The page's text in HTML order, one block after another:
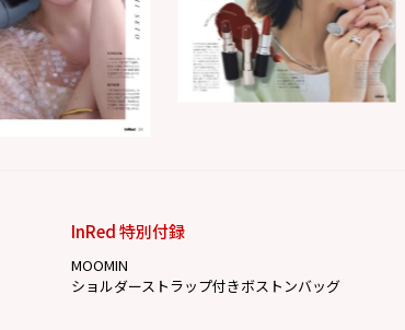
InRed 特別付録
MOOMIN
ショルダーストラップ付きボストンバッグ